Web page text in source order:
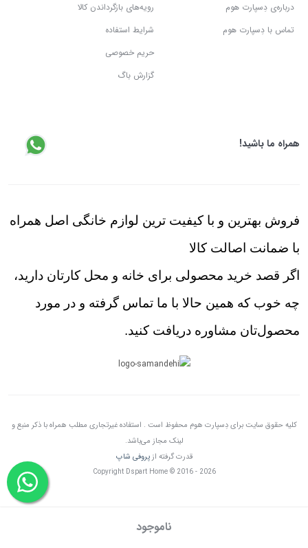
ناموجود
درباره‌ی دِسپارت هوم
تماس با دِسپارت هوم
رویه‌های بازگرداندن کالا
شرایط استفاده
حریم خصوصی
گزارش باگ
همراه ما باشید!
فروش بهترین و با کیفیت ترین لوازم خانگی اصل همراه
با ضمانت اصالت کالا
اگر قصد خرید محصولی برای خانه و محل کارتان دارید،
چه خوب که همین حالا با ما تماس گرفته و در مورد
محصول‌تان مشاوره دریافت کنید.
کلیه حقوق سایت برای دِسپارت هوم محفوظ است . استفاده غیرتجاری مطلب همراه با ذکر منبع و
لینک مجاز می‌باشد.
قدرت گرفته ازپروفی شاپ
Copyright Dspart Home © 2016 - 2026